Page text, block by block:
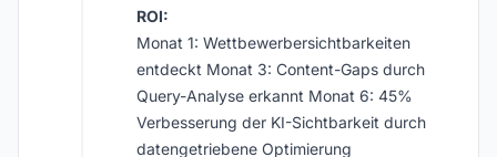
ROI:
Monat 1: Wettbewerbersichtbarkeiten
entdeckt Monat 3: Content-Gaps durch
Query-Analyse erkannt Monat 6: 45%
Verbesserung der KI-Sichtbarkeit durch
datengetriebene Optimierung